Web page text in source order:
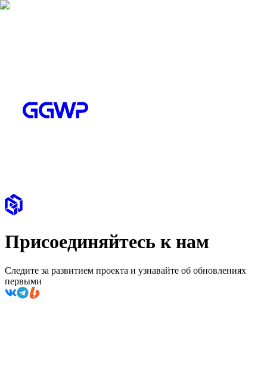
Присоединяйтесь к нам
Следите за развитием проекта и узнавайте об обновлениях
первыми